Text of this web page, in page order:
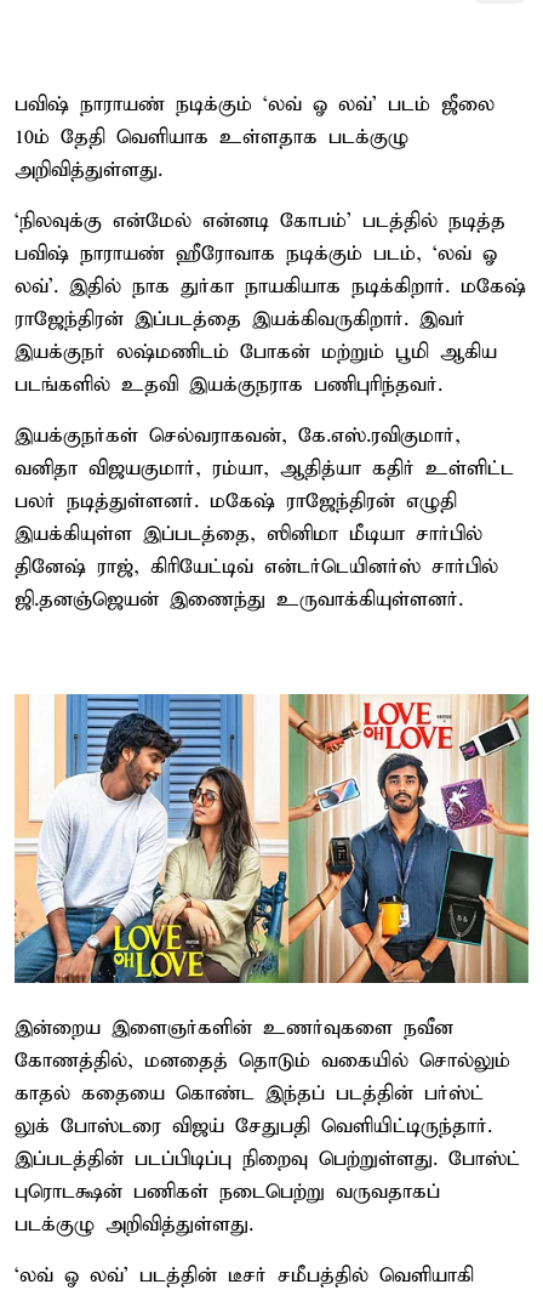
பவிஷ் நாராயண் நடிக்கும் ‘லவ் ஓ லவ்’ படம் ஜீலை
10ம் தேதி வெளியாக உள்ளதாக படக்குழு
அறிவித்துள்ளது.
‘நிலவுக்கு என்மேல் என்னடி கோபம்’ படத்தில் நடித்த
பவிஷ் நாராயண் ஹீரோவாக நடிக்கும் படம், ‘லவ் ஓ
லவ்’. இதில் நாக துர்கா நாயகியாக நடிக்கிறார். மகேஷ்
ராஜேந்திரன் இப்படத்தை இயக்கிவருகிறார். இவர்
இயக்குநர் லஷ்மணிடம் போகன் மற்றும் பூமி ஆகிய
படங்களில் உதவி இயக்குநராக பணிபுரிந்தவர்.
இயக்குநர்கள் செல்வராகவன், கே.எஸ்.ரவிகுமார்,
வனிதா விஜயகுமார், ரம்யா, ஆதித்யா கதிர் உள்ளிட்ட
பலர் நடித்துள்ளனர். மகேஷ் ராஜேந்திரன் எழுதி
இயக்கியுள்ள இப்படத்தை, ஸினிமா மீடியா சார்பில்
தினேஷ் ராஜ், கிரியேட்டிவ் என்டர்டெயினர்ஸ் சார்பில்
ஜி.தனஞ்ஜெயன் இணைந்து உருவாக்கியுள்ளனர்.
இன்றைய இளைஞர்களின் உணர்வுகளை நவீன
கோணத்தில், மனதைத் தொடும் வகையில் சொல்லும்
காதல் கதையை கொண்ட இந்தப் படத்தின் பர்ஸ்ட்
லுக் போஸ்டரை விஜய் சேதுபதி வெளியிட்டிருந்தார்.
இப்படத்தின் படப்பிடிப்பு நிறைவு பெற்றுள்ளது. போஸ்ட்
புரொடக்ஷன் பணிகள் நடைபெற்று வருவதாகப்
படக்குழு அறிவித்துள்ளது.
‘லவ் ஓ லவ்’ படத்தின் டீசர் சமீபத்தில் வெளியாகி